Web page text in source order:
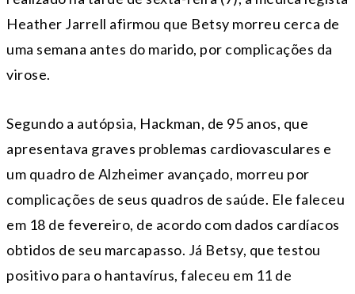
Heather Jarrell afirmou que Betsy morreu cerca de
uma semana antes do marido, por complicações da
virose.
Segundo a autópsia, Hackman, de 95 anos, que
apresentava graves problemas cardiovasculares e
um quadro de Alzheimer avançado, morreu por
complicações de seus quadros de saúde. Ele faleceu
em 18 de fevereiro, de acordo com dados cardíacos
obtidos de seu marcapasso. Já Betsy, que testou
positivo para o hantavírus, faleceu em 11 de